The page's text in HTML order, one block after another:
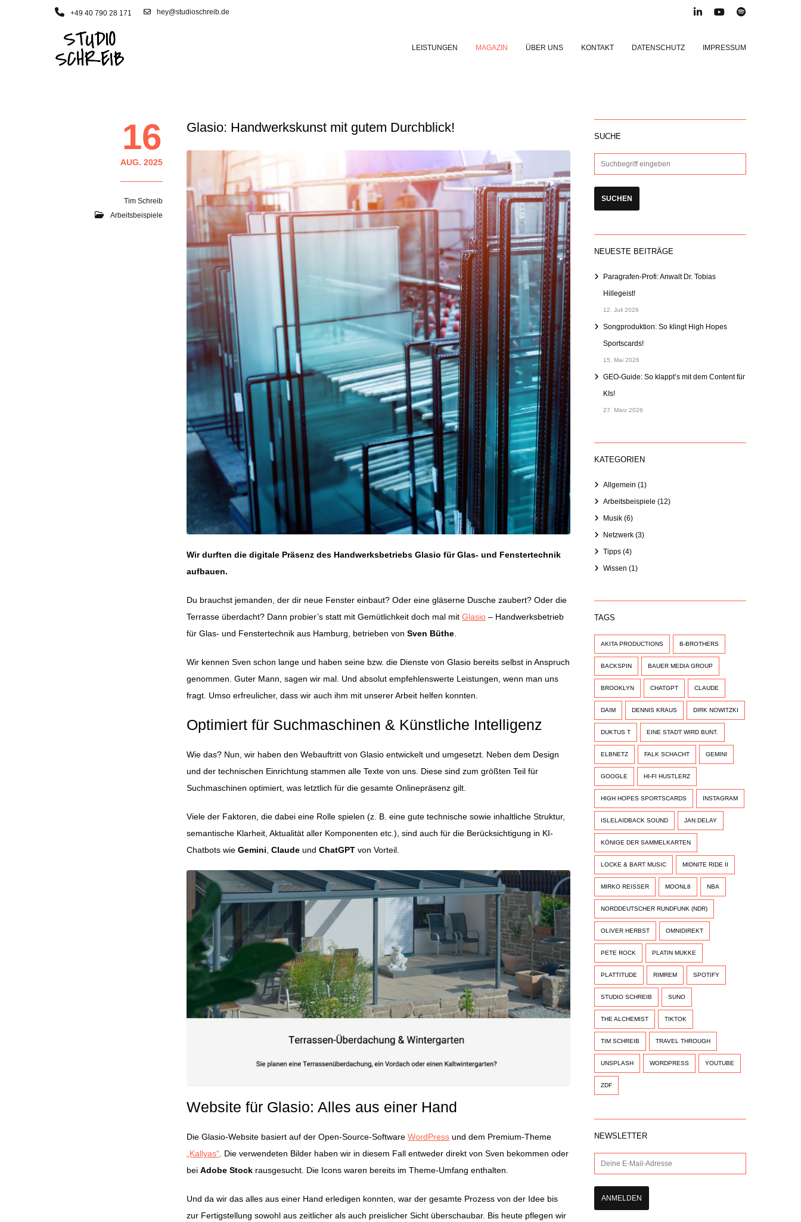
+49 40 790 28 171 hey@studioschreib.de
LEISTUNGEN MAGAZIN ÜBER UNS KONTAKT DATENSCHUTZ IMPRESSUM
16
AUG. 2025
Tim Schreib
Arbeitsbeispiele
Glasio: Handwerkskunst mit gutem Durchblick!
Wir durften die digitale Präsenz des Handwerksbetriebs Glasio für Glas- und Fenstertechnik
aufbauen.
Du brauchst jemanden, der dir neue Fenster einbaut? Oder eine gläserne Dusche zaubert? Oder die
Terrasse überdacht? Dann probier’s statt mit Gemütlichkeit doch mal mitGlasio – Handwerksbetrieb
für Glas- und Fenstertechnik aus Hamburg, betrieben vonSven Büthe
Wir kennen Sven schon lange und haben seine bzw. die Dienste von Glasio bereits selbst in Anspruch
genommen. Guter Mann, sagen wir mal. Und absolut empfehlenswerte Leistungen, wenn man uns
fragt. Umso erfreulicher, dass wir auch ihm mit unserer Arbeit helfen konnten.
Optimiert für Suchmaschinen & Künstliche Intelligenz
Wie das? Nun, wir haben den Webauftritt von Glasio entwickelt und umgesetzt. Neben dem Design
und der technischen Einrichtung stammen alle Texte von uns. Diese sind zum größten Teil für
Suchmaschinen optimiert, was letztlich für die gesamte Onlinepräsenz gilt.
Viele der Faktoren, die dabei eine Rolle spielen (z. B. eine gute technische sowie inhaltliche Struktur,
semantische Klarheit, Aktualität aller Komponenten etc.), sind auch für die Berücksichtigung in KI-
Chatbots wieGemini ,Claude undChatGPT von Vorteil.
Website für Glasio: Alles aus einer Hand
Die Glasio-Website basiert auf der Open-Source-SoftwareWordPress und dem Premium-Theme
„Kallyas“ . Die verwendeten Bilder haben wir in diesem Fall entweder direkt von Sven bekommen oder
beiAdobe Stock rausgesucht. Die Icons waren bereits im Theme-Umfang enthalten.
Und da wir das alles aus einer Hand erledigen konnten, war der gesamte Prozess von der Idee bis
zur Fertigstellung sowohl aus zeitlicher als auch preislicher Sicht überschaubar. Bis heute pflegen wir
SUCHE
NEUESTE BEITRÄGE
Paragrafen-Profi: Anwalt Dr. Tobias
Hillegeist!
12. Juli 2026
Songproduktion: So klingt High Hopes
Sportscards!
15. Mai 2026
GEO-Guide: So klappt’s mit dem Content für
KIs!
27. März 2026
KATEGORIEN
Allgemein (1)
Arbeitsbeispiele (12)
Musik (6)
Netzwerk (3)
Tipps (4)
Wissen (1)
TAGS
AKITA PRODUCTIONS B-BROTHERS
BACKSPIN BAUER MEDIA GROUP
BROOKLYN CHATGPT CLAUDE
DAIM DENNIS KRAUS DIRK NOWITZKI
DUKTUS T EINE STADT WIRD BUNT.
ELBNETZ FALK SCHACHT GEMINI
GOOGLE HI-FI HUSTLERZ
HIGH HOPES SPORTSCARDS INSTAGRAM
ISLELAIDBACK SOUND JAN DELAY
KÖNIGE DER SAMMELKARTEN
LOCKE & BART MUSIC MIDNITE RIDE II
MIRKO REISSER MOONL8 NBA
NORDDEUTSCHER RUNDFUNK (NDR)
OLIVER HERBST OMNIDIREKT
PETE ROCK PLATIN MUKKE
PLATTITUDE RIMREM SPOTIFY
STUDIO SCHREIB SUNO
THE ALCHEMIST TIKTOK
TIM SCHREIB TRAVEL THROUGH
UNSPLASH WORDPRESS YOUTUBE
ZDF
NEWSLETTER